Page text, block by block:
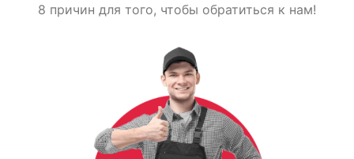
8 причин для того, чтобы обратиться к нам!